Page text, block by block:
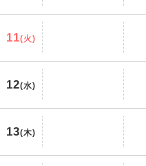
11(火)
12(水)
13(木)